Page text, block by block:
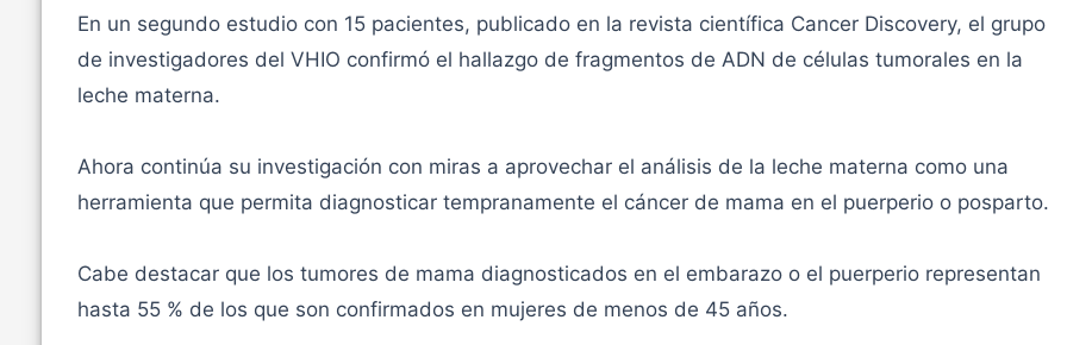
En un segundo estudio con 15 pacientes, publicado en la revista científica Cancer Discovery, el grupo
de investigadores del VHIO confirmó el hallazgo de fragmentos de ADN de células tumorales en la
leche materna.
Ahora continúa su investigación con miras a aprovechar el análisis de la leche materna como una
herramienta que permita diagnosticar tempranamente el cáncer de mama en el puerperio o posparto.
Cabe destacar que los tumores de mama diagnosticados en el embarazo o el puerperio representan
hasta 55 % de los que son confirmados en mujeres de menos de 45 años.